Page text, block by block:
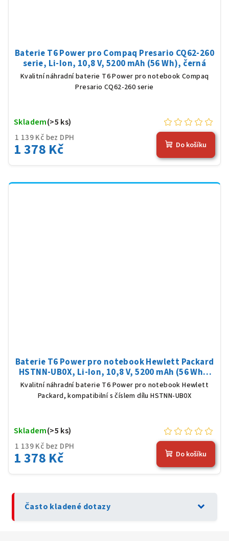
Baterie T6 Power pro Compaq Presario CQ62-260
serie, Li-Ion, 10,8 V, 5200 mAh (56 Wh), černá
Kvalitní náhradní baterie T6 Power pro notebook Compaq
Presario CQ62-260 serie
1 139 Kč bez DPH
1 378 Kč
Skladem(>5 ks)
Do košíku
Baterie T6 Power pro notebook Hewlett Packard
HSTNN-UB0X, Li-Ion, 10,8 V, 5200 mAh (56 Wh),
černá
Kvalitní náhradní baterie T6 Power pro notebook Hewlett
Packard, kompatibilní s číslem dílu HSTNN-UB0X
1 139 Kč bez DPH
1 378 Kč
Skladem(>5 ks)
Do košíku
Často kladené dotazy expand_more